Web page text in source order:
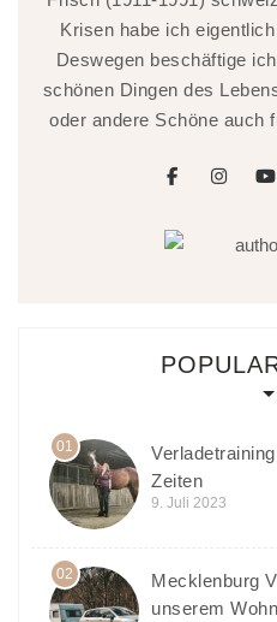
Krisen habe ich
Deswegen beschäftige
schönen Dingen des
oder andere Schöne auch
01
Zeiten
9. Juli 2023
02
Mecklenburg
unserem